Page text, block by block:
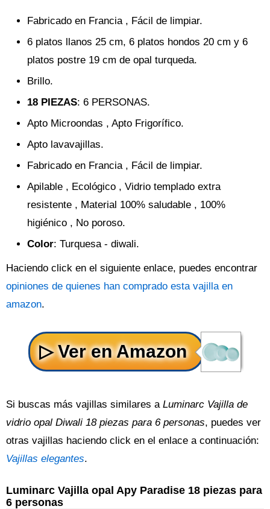
Fabricado en Francia , Fácil de limpiar.
6 platos llanos 25 cm, 6 platos hondos 20 cm y 6
platos postre 19 cm de opal turqueda.
Brillo.
18 PIEZAS: 6 PERSONAS.
Apto Microondas , Apto Frigorífico.
Apto lavavajillas.
Fabricado en Francia , Fácil de limpiar.
Apilable , Ecológico , Vidrio templado extra
resistente , Material 100% saludable , 100%
higiénico , No poroso.
Color: Turquesa - diwali.
Haciendo click en el siguiente enlace, puedes encontrar
opiniones de quienes han comprado esta vajilla en
amazon.
Si buscas más vajillas similares a Luminarc Vajilla de
vidrio opal Diwali 18 piezas para 6 personas, puedes ver
otras vajillas haciendo click en el enlace a continuación:
Vajillas elegantes.
Luminarc Vajilla opal Apy Paradise 18 piezas para
6 personas